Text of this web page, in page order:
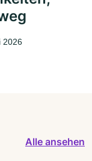
2026
Alle ansehen